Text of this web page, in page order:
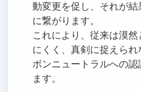
動変更を促し、それが
に繋がります。
これにより、従来は漠然
にくく、真剣に捉えら
ボンニュートラルへの
ます。